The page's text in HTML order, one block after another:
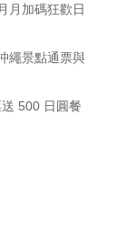
月加碼狂歡日
繩景點通票與
500 日圓餐